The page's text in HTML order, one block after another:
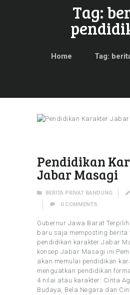
Tag:
Home Tag:
Pendidikan
Jabar Masagi
BERITA PRIVAT BANDUNG
0 COMMENTS
Gubernur Jawa Barat Terpilih
baru saja memposting berita
pendidikan karakter Jabar
konsep Jabar Masagi ini
akan memulai pendidikan
menguatkan pendidikan
4 nilai atau karakter: Cinta
Budaya, Bela Negara dan